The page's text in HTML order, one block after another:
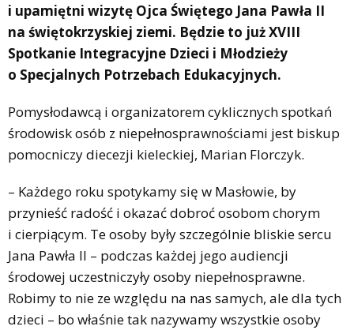
i upamiętni wizytę Ojca Świętego Jana Pawła II
na świętokrzyskiej ziemi. Będzie to już XVIII
Spotkanie Integracyjne Dzieci i Młodzieży
o Specjalnych Potrzebach Edukacyjnych.
Pomysłodawcą i organizatorem cyklicznych spotkań
środowisk osób z niepełnosprawnościami jest biskup
pomocniczy diecezji kieleckiej, Marian Florczyk.
– Każdego roku spotykamy się w Masłowie, by
przynieść radość i okazać dobroć osobom chorym
i cierpiącym. Te osoby były szczególnie bliskie sercu
Jana Pawła II – podczas każdej jego audiencji
środowej uczestniczyły osoby niepełnosprawne.
Robimy to nie ze względu na nas samych, ale dla tych
dzieci – bo właśnie tak nazywamy wszystkie osoby